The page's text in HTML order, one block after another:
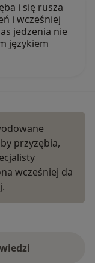
i się rusza
i wcześniej
jedzenia nie
językiem
przyzębia,
wcześniej da